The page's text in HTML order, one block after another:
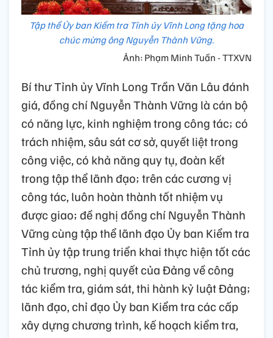
Tập thể Ủy ban Kiểm tra Tỉnh ủy Vĩnh Long tặng hoa
chúc mừng ông Nguyễn Thành Vững.
Ảnh: Phạm Minh Tuấn - TTXVN
Bí thư Tỉnh ủy Vĩnh Long Trần Văn Lâu đánh
giá, đồng chí Nguyễn Thành Vững là cán bộ
có năng lực, kinh nghiệm trong công tác; có
trách nhiệm, sâu sát cơ sở, quyết liệt trong
công việc, có khả năng quy tụ, đoàn kết
trong tập thể lãnh đạo; trên các cương vị
công tác, luôn hoàn thành tốt nhiệm vụ
được giao; đề nghị đồng chí Nguyễn Thành
Vững cùng tập thể lãnh đạo Ủy ban Kiểm tra
Tỉnh ủy tập trung triển khai thực hiện tốt các
chủ trương, nghị quyết của Đảng về công
tác kiểm tra, giám sát, thi hành kỷ luật Đảng;
lãnh đạo, chỉ đạo Ủy ban Kiểm tra các cấp
xây dựng chương trình, kế hoạch kiểm tra,